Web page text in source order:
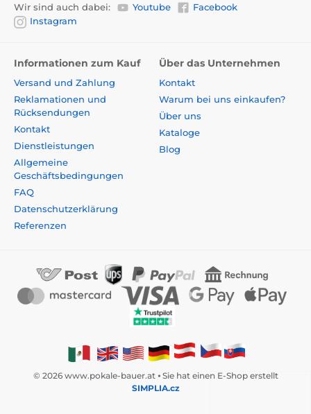
Wir sind auch dabei: Youtube
Facebook
Instagram
Informationen zum Kauf
Versand und Zahlung
Reklamationen und
Rücksendungen
Kontakt
Dienstleistungen
Allgemeine
Geschäftsbedingungen
FAQ
Datenschutzerklärung
Referenzen
Über das Unternehmen
Kontakt
Warum bei uns einkaufen?
Über uns
Kataloge
Blog
© 2026 www.pokale-bauer.at ⦁ Sie hat einen E-Shop erstellt
SIMPLIA.cz